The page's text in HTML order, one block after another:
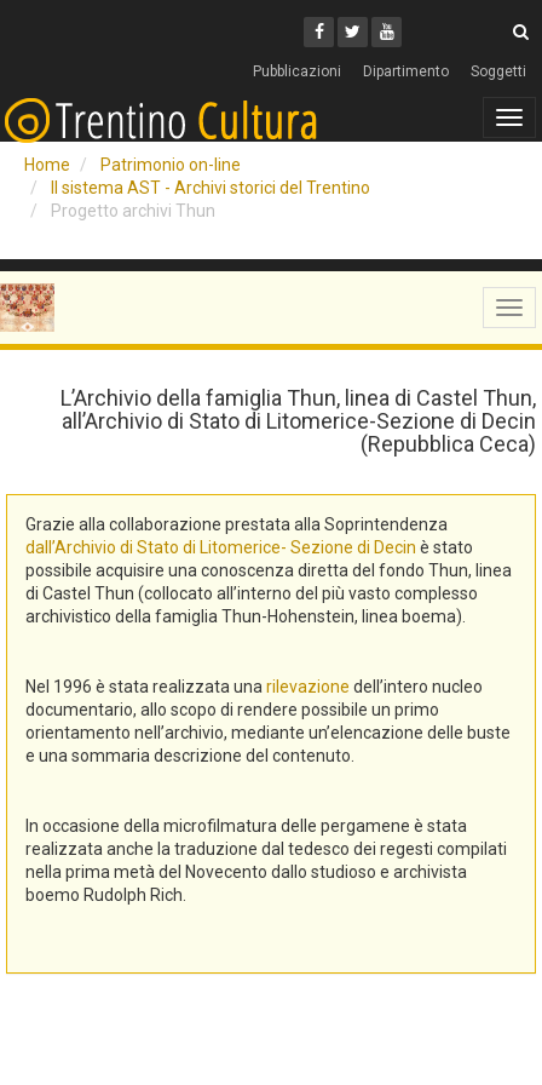
Facebook
Twitter
Youtube
Pubblicazioni Dipartimento Soggetti
Home
Patrimonio on-line
Il sistema AST - Archivi storici del Trentino
Progetto archivi Thun
L’Archivio della famiglia Thun, linea di Castel Thun,
all’Archivio di Stato di Litomerice-Sezione di Decin
(Repubblica Ceca)
Grazie alla collaborazione prestata alla Soprintendenza
dall’Archivio di Stato di Litomerice- Sezione di Decin è stato
possibile acquisire una conoscenza diretta del fondo Thun, linea
di Castel Thun (collocato all’interno del più vasto complesso
archivistico della famiglia Thun-Hohenstein, linea boema).
Nel 1996 è stata realizzata una rilevazione dell’intero nucleo
documentario, allo scopo di rendere possibile un primo
orientamento nell’archivio, mediante un’elencazione delle buste
e una sommaria descrizione del contenuto.
In occasione della microfilmatura delle pergamene è stata
realizzata anche la traduzione dal tedesco dei regesti compilati
nella prima metà del Novecento dallo studioso e archivista
boemo Rudolph Rich.